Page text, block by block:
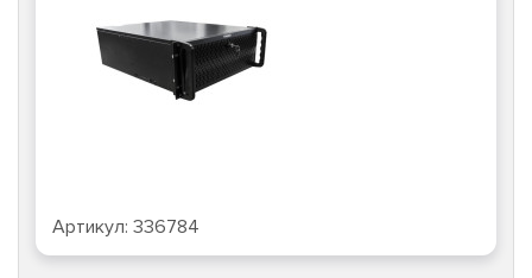
Артикул: 336784